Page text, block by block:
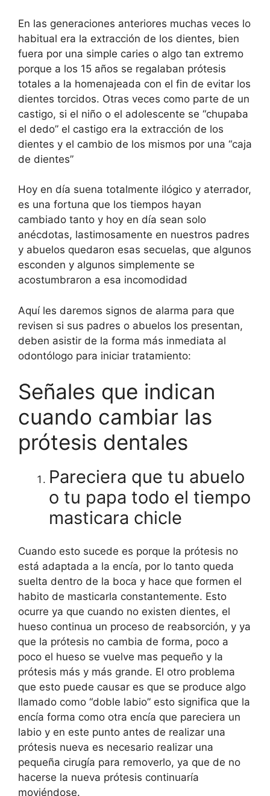
En las generaciones anteriores muchas veces lo
habitual era la extracción de los dientes, bien
fuera por una simple caries o algo tan extremo
porque a los 15 años se regalaban prótesis
totales a la homenajeada con el fin de evitar los
dientes torcidos. Otras veces como parte de un
castigo, si el niño o el adolescente se “chupaba
el dedo” el castigo era la extracción de los
dientes y el cambio de los mismos por una “caja
de dientes”
Hoy en día suena totalmente ilógico y aterrador,
es una fortuna que los tiempos hayan
cambiado tanto y hoy en día sean solo
anécdotas, lastimosamente en nuestros padres
y abuelos quedaron esas secuelas, que algunos
esconden y algunos simplemente se
acostumbraron a esa incomodidad
Aquí les daremos signos de alarma para que
revisen si sus padres o abuelos los presentan,
deben asistir de la forma más inmediata al
odontólogo para iniciar tratamiento:
Señales que indican
cuando cambiar las
prótesis dentales
Pareciera que tu abuelo
o tu papa todo el tiempo
masticara chicle
Cuando esto sucede es porque la prótesis no
está adaptada a la encía, por lo tanto queda
suelta dentro de la boca y hace que formen el
habito de masticarla constantemente. Esto
ocurre ya que cuando no existen dientes, el
hueso continua un proceso de reabsorción, y ya
que la prótesis no cambia de forma, poco a
poco el hueso se vuelve mas pequeño y la
prótesis más y más grande. El otro problema
que esto puede causar es que se produce algo
llamado como “doble labio” esto significa que la
encía forma como otra encía que pareciera un
labio y en este punto antes de realizar una
prótesis nueva es necesario realizar una
pequeña cirugía para removerlo, ya que de no
hacerse la nueva prótesis continuaría
moviéndose.